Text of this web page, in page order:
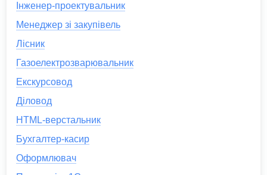
Інженер-проектувальник
Менеджер зі закупівель
Лісник
Газоелектрозварювальник
Екскурсовод
Діловод
HTML-верстальник
Бухгалтер-касир
Оформлювач